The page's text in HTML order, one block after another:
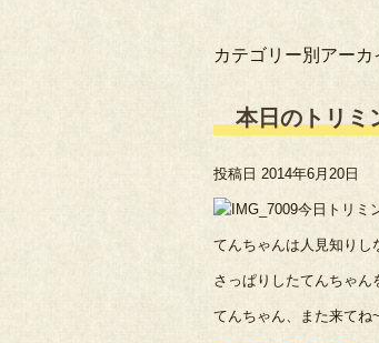
カテゴリー別アーカ
本日のトリミ
投稿日 2014年6月20日
今日トリミ
てんちゃんは人見知りし
さっぱりしたてんちゃん
てんちゃん、また来てね~